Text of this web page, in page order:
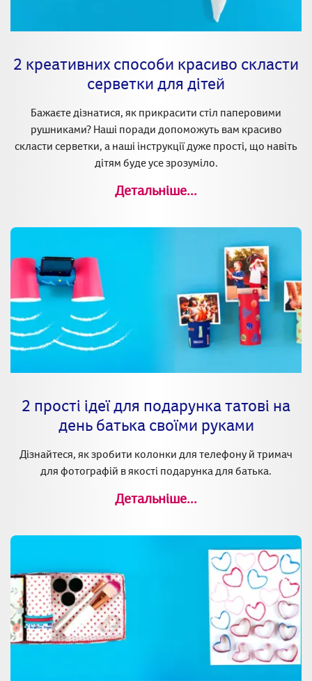
2 креативних способи красиво скласти
серветки для дітей
Бажаєте дізнатися, як прикрасити стіл паперовими
рушниками? Наші поради допоможуть вам красиво
скласти серветки, а наші інструкції дуже прості, що навіть
дітям буде усе зрозуміло.
Детальніше...
2 прості ідеї для подарунка татові на
день батька своїми руками
Дізнайтеся, як зробити колонки для телефону й тримач
для фотографій в якості подарунка для батька.
Детальніше...